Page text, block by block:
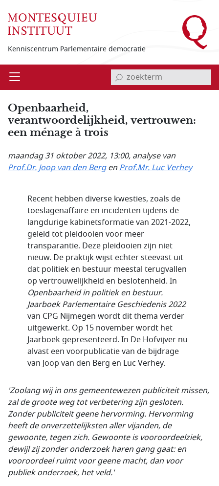
Kenniscentrum Parlementaire democratie
Open invoerveld zoekterm
Openbaarheid,
verantwoordelijkheid, vertrouwen:
een ménage à trois
maandag 31 oktober 2022, 13:00, analyse van
Prof.Dr. Joop van den BergenProf.Mr. Luc Verhey
Recent hebben diverse kwesties, zoals de
toeslagenaffaire en incidenten tijdens de
langdurige kabinetsformatie van 2021-2022,
geleid tot pleidooien voor meer
transparantie. Deze pleidooien zijn niet
nieuw. De praktijk wijst echter steevast uit
dat politiek en bestuur meestal terugvallen
op vertrouwelijkheid en beslotenheid. In
Openbaarheid in politiek en bestuur.
Jaarboek Parlementaire Geschiedenis 2022
van CPG Nijmegen wordt dit thema verder
uitgewerkt. Op 15 november wordt het
Jaarboek gepresenteerd. In De Hofvijver nu
alvast een voorpublicatie van de bijdrage
van Joop van den Berg en Luc Verhey.
'Zoolang wij in ons gemeentewezen publiciteit missen,
zal de groote weg tot verbetering zijn gesloten.
Zonder publiciteit geene hervorming. Hervorming
heeft de onverzettelijksten aller vijanden, de
gewoonte, tegen zich. Gewoonte is vooroordeelziek,
dewijl zij zonder onderzoek haren gang gaat: en
vooroordeel ruimt voor geene macht, dan voor
publiek onderzoek, het veld.'